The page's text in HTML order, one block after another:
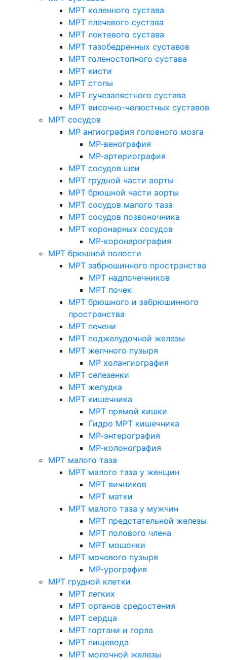
МРТ коленного сустава
МРТ плечевого сустава
МРТ локтевого сустава
МРТ тазобедренных суставов
МРТ голеностопного сустава
МРТ кисти
МРТ стопы
МРТ лучезапястного сустава
МРТ височно-челюстных суставов
МРТ сосудов
МР ангиография головного мозга
МР-венография
МР-артериография
МРТ сосудов шеи
МРТ грудной части аорты
МРТ брюшной части аорты
МРТ сосудов малого таза
МРТ сосудов позвоночника
МРТ коронарных сосудов
МР-коронарография
МРТ брюшной полости
МРТ забрюшинного пространства
МРТ надпочечников
МРТ почек
МРТ брюшного и забрюшинного
пространства
МРТ печени
МРТ поджелудочной железы
МРТ желчного пузыря
МР холангиография
МРТ селезенки
МРТ желудка
МРТ кишечника
МРТ прямой кишки
Гидро МРТ кишечника
МР-энтерография
МР-колонография
МРТ малого таза
МРТ малого таза у женщин
МРТ яичников
МРТ матки
МРТ малого таза у мужчин
МРТ предстательной железы
МРТ полового члена
МРТ мошонки
МРТ мочевого пузыря
МР-урография
МРТ грудной клетки
МРТ легких
МРТ органов средостения
МРТ сердца
МРТ гортани и горла
МРТ пищевода
МРТ молочной железы